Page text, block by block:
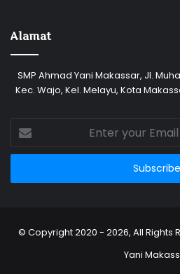
Alamat
SMP Ahmad Yani Makassar, Jl.
Kec. Wajo, Kel. Melayu, Kota
Enter
your
Email
© Copyright 2020 - 2026, All Rights
Yani